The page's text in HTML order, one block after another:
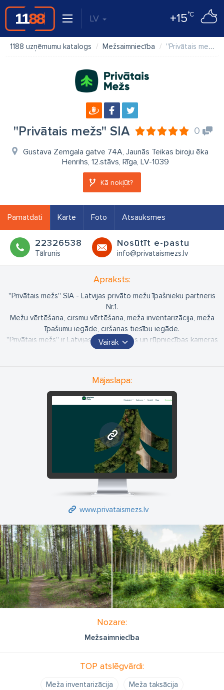
LV +15°C
1188 uzņēmumu katalogs Mežsaimniecība ''Privātais mežs'' SIA
''Privātais mežs'' SIA 0
Gustava Zemgala gatve 74A, Jaunās Teikas biroju ēka
Henrihs, 12.stāvs, Rīga, LV-1039
Kā nokļūt?
Pamatdati Karte Foto Atsauksmes
22326538
Tālrunis
Nosūtīt e-pastu
info@privataismezs.lv
Apraksts:
''Privātais mežs'' SIA - Latvijas privāto mežu īpašnieku partneris
Nr.1.
Mežu vērtēšana, cirsmu vērtēšana, meža inventarizācija, meža
īpašumu iegāde, ciršanas tiesību iegāde.
''Privātais mežs'' ir Latvijas Tirdzniecības un rūpniecības kameras
biedrs; sertificēts ar EUROPEAN BUSINESS MASTERS
Vairāk
Mājaslapa:
www.privataismezs.lv
www.privataismezs.lv
Nozare:
Mežsaimniecība
TOP atslēgvārdi:
Meža inventarizācija
Meža taksācija